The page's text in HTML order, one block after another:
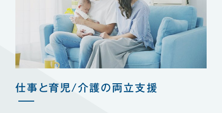
仕事と育児/介護の両立支援